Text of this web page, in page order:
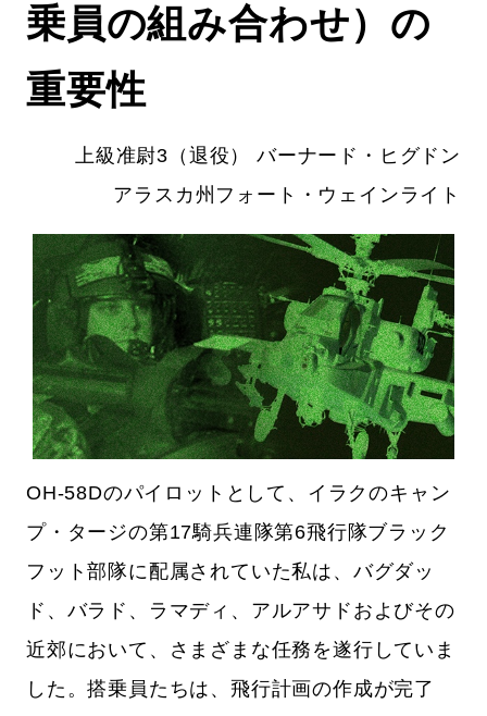
乗員の組み合わせ）の
重要性
上級准尉3（退役） バーナード・ヒグドン
アラスカ州フォート・ウェインライト
OH-58Dのパイロットとして、イラクのキャン
プ・タージの第17騎兵連隊第6飛行隊ブラック
フット部隊に配属されていた私は、バグダッ
ド、バラド、ラマディ、アルアサドおよびその
近郊において、さまざまな任務を遂行していま
した。搭乗員たちは、飛行計画の作成が完了